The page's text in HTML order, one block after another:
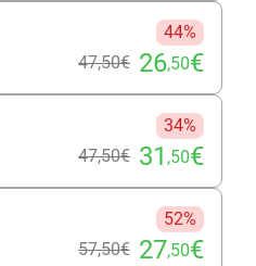
44%
47,50€ 26,50€
34%
47,50€ 31 ,50€
52%
57,50€ 27,50€